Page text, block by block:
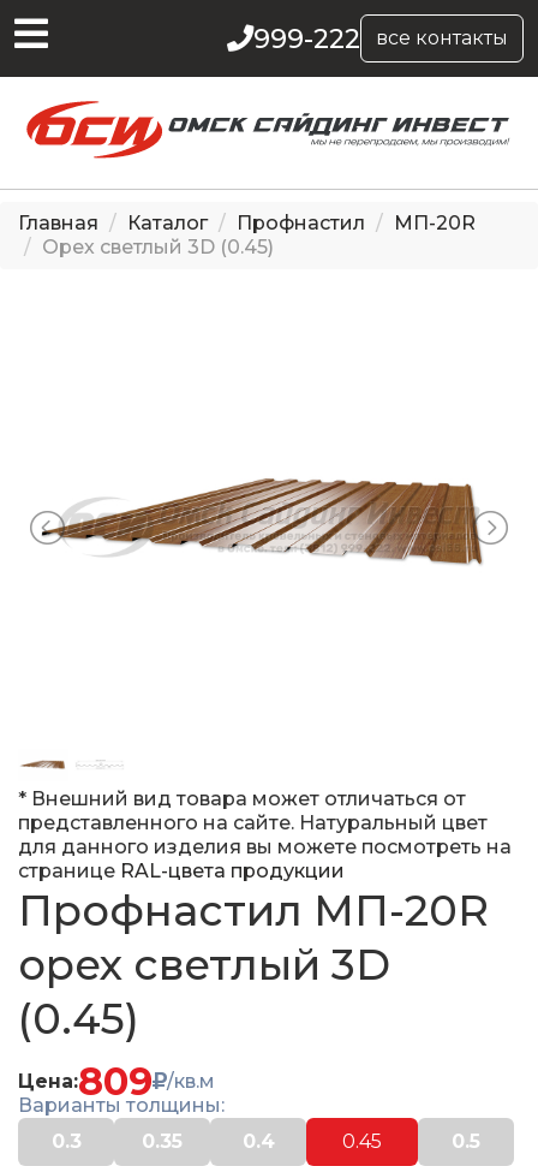
999-222 все контакты
Главная Каталог Профнастил
МП-20R
Орех светлый 3D (0.45)
* Внешний вид товара может отличаться от
представленного на сайте. Натуральный цвет
для данного изделия вы можете посмотреть на
странице RAL-цвета продукции
Профнастил МП-20R
орех светлый 3D
(0.45)
Цена:809
/кв.м
Варианты толщины:
0.3
0.35 0.4 0.45 0.5